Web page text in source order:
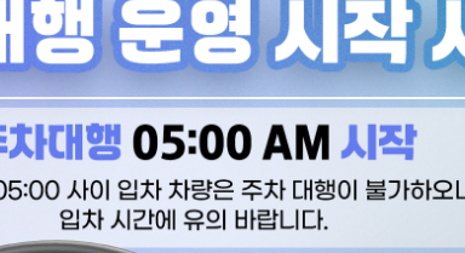
예약확인 카카오T예약
탑승시간에 늦지말고
주차시간을 절약해보세요!